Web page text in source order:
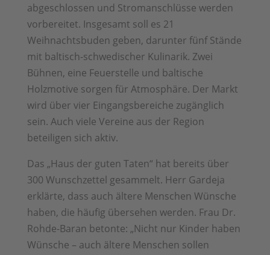
abgeschlossen und Stromanschlüsse werden
vorbereitet. Insgesamt soll es 21
Weihnachtsbuden geben, darunter fünf Stände
mit baltisch-schwedischer Kulinarik. Zwei
Bühnen, eine Feuerstelle und baltische
Holzmotive sorgen für Atmosphäre. Der Markt
wird über vier Eingangsbereiche zugänglich
sein. Auch viele Vereine aus der Region
beteiligen sich aktiv.
Das „Haus der guten Taten“ hat bereits über
300 Wunschzettel gesammelt. Herr Gardeja
erklärte, dass auch ältere Menschen Wünsche
haben, die häufig übersehen werden. Frau Dr.
Rohde-Baran betonte: „Nicht nur Kinder haben
Wünsche – auch ältere Menschen sollen